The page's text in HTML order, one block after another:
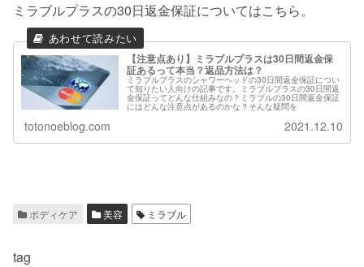
ミラブルプラスの30日返金保証についてはこちら。
【注意点あり】ミラブルプラスは30日間返金保
証あるって本当？返品方法は？
ミラブルプラスのシャワーヘッドの30日間返金保証につい
て知りたい人向けの記事です。ミラブルプラスの30日間返
金保証ってどんな仕組みなの？ミラブルの30日間返金保証
にはどんな注意点があるのかな？そんな疑問を
totonoeblog.com 2021.12.10
ボディケア 美容 ミラブル
tag